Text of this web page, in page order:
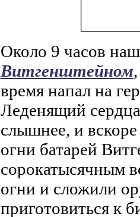
Около 9 часов
Витгенштейном
время напал на
Леденящий
слышнее, и
огни батарей
сорокатысячным
огни и сложили
приготовиться к